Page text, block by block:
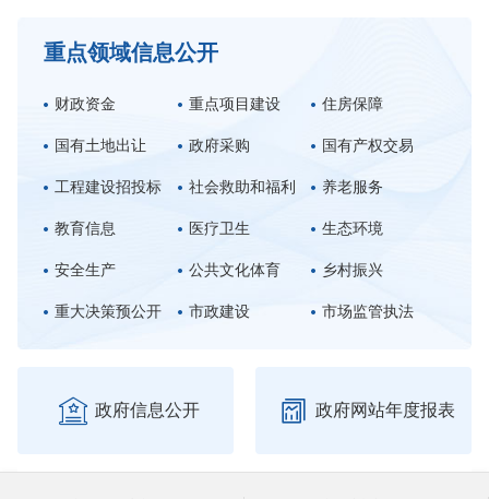
重点领域信息公开
财政资金 重点项目建设 住房保障
国有土地出让 政府采购 国有产权交易
工程建设招投标 社会救助和福利 养老服务
教育信息 医疗卫生 生态环境
安全生产 公共文化体育 乡村振兴
重大决策预公开 市政建设 市场监管执法
 政府信息公开  政府网站年度报表